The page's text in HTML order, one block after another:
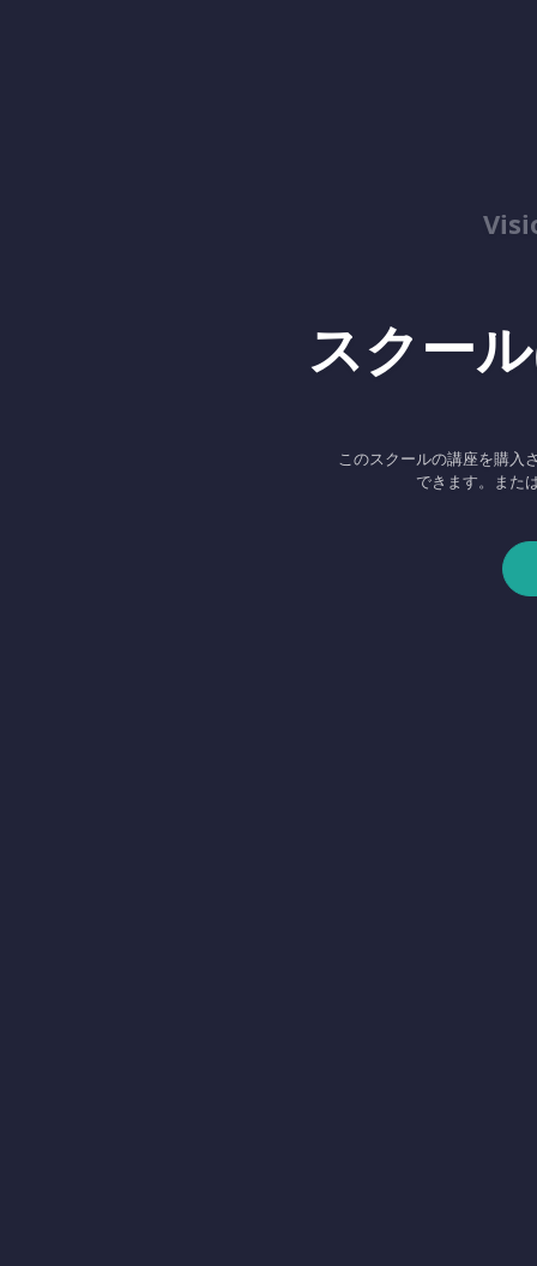
スクー
このスクールの講座を購入
できます。また